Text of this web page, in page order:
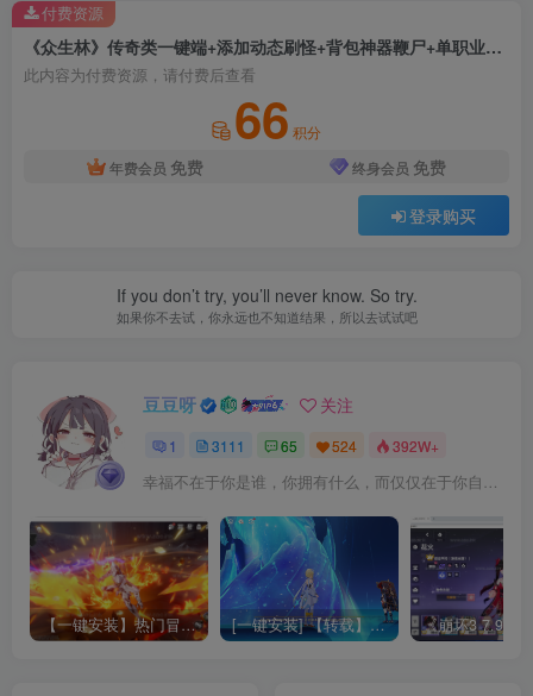
《众生林》传奇类一键端+添加动态刷怪+背包神器鞭尸+单职业+智能假人+翎风引擎+单机登录器+配套网站
此内容为付费资源，请付费后查看
66 积分
年费会员 免费 终身会员 免费
登录购买
付费资源
If you don’t try, you’ll never know. So try.
如果你不去试，你永远也不知道结果，所以去试试吧
豆豆呀 关注
1 3111 65 524 392W+
幸福不在于你是谁，你拥有什么，而仅仅在于你自己怎么看待
【一键安装】热门冒险策略类游戏崩坏：星穹铁道全新2.3版本一键端+一键代理+一键启动+免虚拟机 [一键安装] 【转载】原神3.4真端服务端+源码+配套客户端+详尽说明+GM工具+源码说明文件